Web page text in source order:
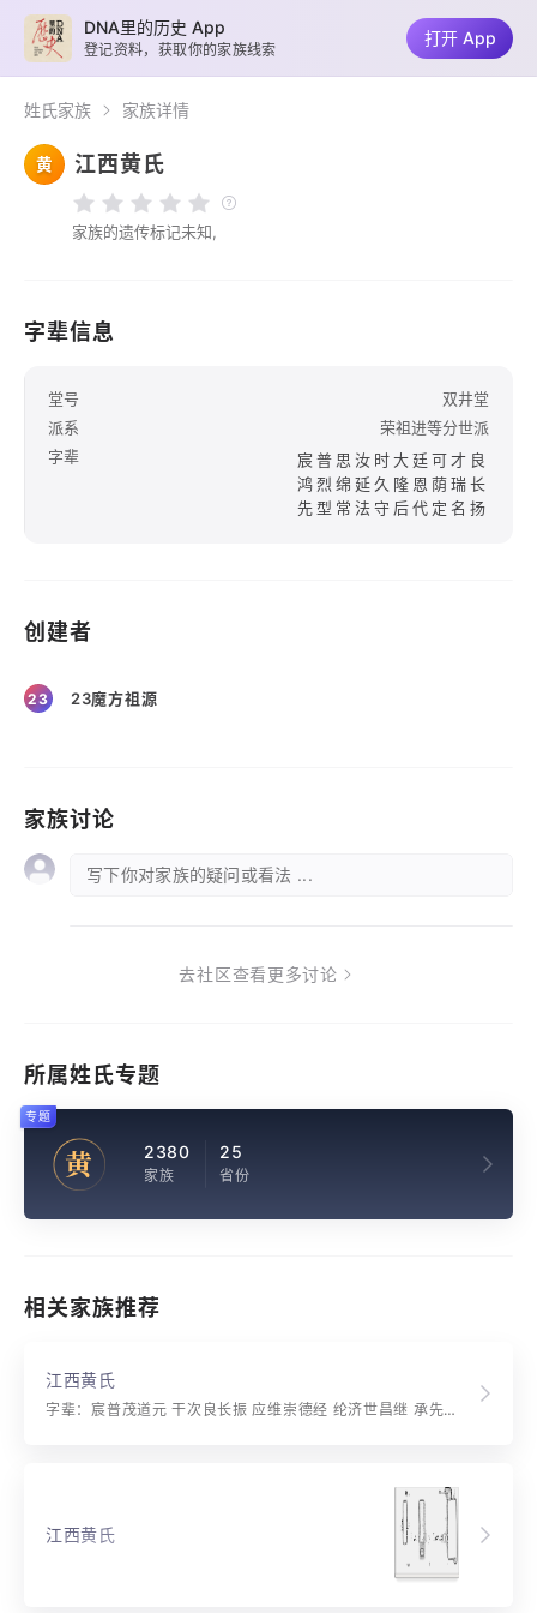
姓氏家族 家族详情
黄 江西黄氏
家族的遗传标记未知,
字辈信息
堂号
双井堂
派系
荣祖进等分世派
字辈
宸普思汝时大廷可才良
鸿烈绵延久隆恩荫瑞长
先型常法守后代定名扬
创建者
23 23魔方祖源
家族讨论
写下你对家族的疑问或看法 ...
去社区查看更多讨论
所属姓氏专题
黄 2380
家族
25
省份
专题
相关家族推荐
江西黄氏
字辈：宸普茂道元 干次良长振 应维崇德经 纶济世昌继 承先绪延久 隆恩荫瑞康 典型常法守 后代定名扬
江西黄氏
DNA里的历史 App
登记资料，获取你的家族线索
打开 App